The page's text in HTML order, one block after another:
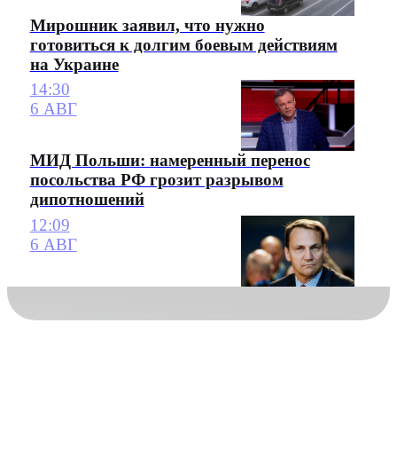
Мирошник заявил, что нужно
готовиться к долгим боевым действиям
на Украине
14:30
6 АВГ
МИД Польши: намеренный перенос
посольства РФ грозит разрывом
дипотношений
12:09
6 АВГ